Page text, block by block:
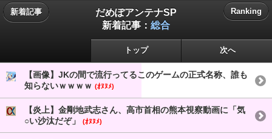
新着記事
だめぽアンテナSP
新着記事： 総合
Ranking
トップ 次へ
【画像】JKの間で流行ってるこのゲームの正式名称、誰も
知らないｗｗｗｗ (ｵﾇﾇﾒ)
【炎上】金剛地武志さん、高市首相の熊本視察動画に「気
○い沙汰だぞ」
(ｵﾇﾇﾒ)